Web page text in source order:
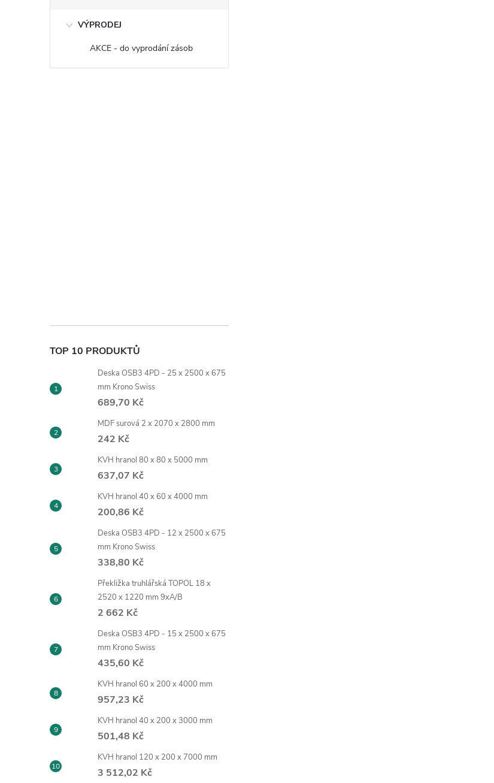
VÝPRODEJ
AKCE - do vyprodání zásob
TOP 10 PRODUKTŮ
Deska OSB3 4PD - 25 x 2500 x 675
mm Krono Swiss
689,70 Kč
MDF surová 2 x 2070 x 2800 mm
242 Kč
KVH hranol 80 x 80 x 5000 mm
637,07 Kč
KVH hranol 40 x 60 x 4000 mm
200,86 Kč
Deska OSB3 4PD - 12 x 2500 x 675
mm Krono Swiss
338,80 Kč
Překližka truhlářská TOPOL 18 x
2520 x 1220 mm 9xA/B
2 662 Kč
Deska OSB3 4PD - 15 x 2500 x 675
mm Krono Swiss
435,60 Kč
KVH hranol 60 x 200 x 4000 mm
957,23 Kč
KVH hranol 40 x 200 x 3000 mm
501,48 Kč
KVH hranol 120 x 200 x 7000 mm
3 512,02 Kč